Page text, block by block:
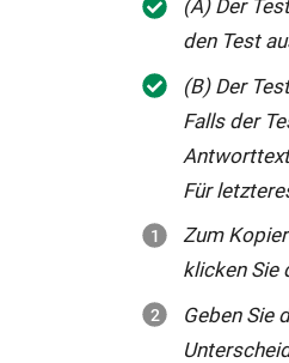
(A) Der
den Test
(B) Der
Falls der
Für
Zum
klicken Sie
Geben Sie